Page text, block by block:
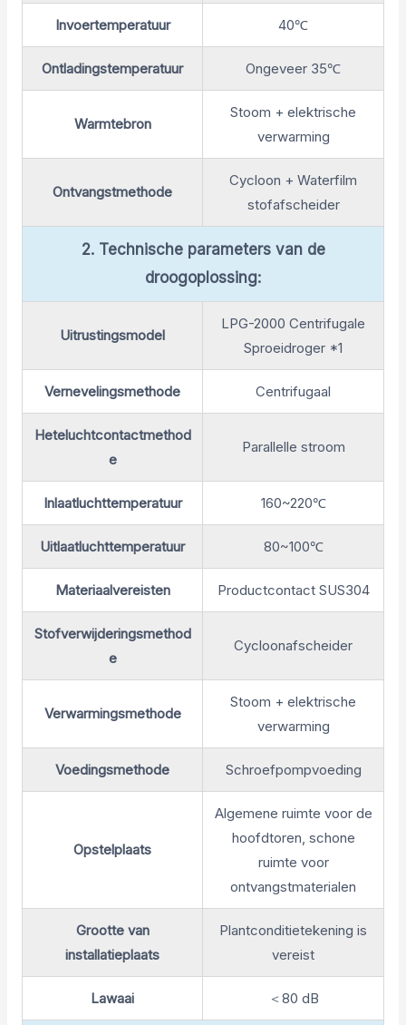
Invoertemperatuur 40℃
Ontladingstemperatuur Ongeveer 35℃
Warmtebron
Stoom + elektrische
verwarming
Ontvangstmethode
Cycloon + Waterfilm
stofafscheider
2. Technische parameters van de
droogoplossing:
Uitrustingsmodel
LPG-2000 Centrifugale
Sproeidroger *1
Vernevelingsmethode Centrifugaal
Heteluchtcontactmethod
e
Parallelle stroom
Inlaatluchttemperatuur 160~220℃
Uitlaatluchttemperatuur 80~100℃
Materiaalvereisten Productcontact SUS304
Stofverwijderingsmethod
e
Cycloonafscheider
Verwarmingsmethode
Stoom + elektrische
verwarming
Voedingsmethode Schroefpompvoeding
Opstelplaats
Algemene ruimte voor de
hoofdtoren, schone
ruimte voor
ontvangstmaterialen
Grootte van
installatieplaats
Plantconditietekening is
vereist
Lawaai ＜80 dB